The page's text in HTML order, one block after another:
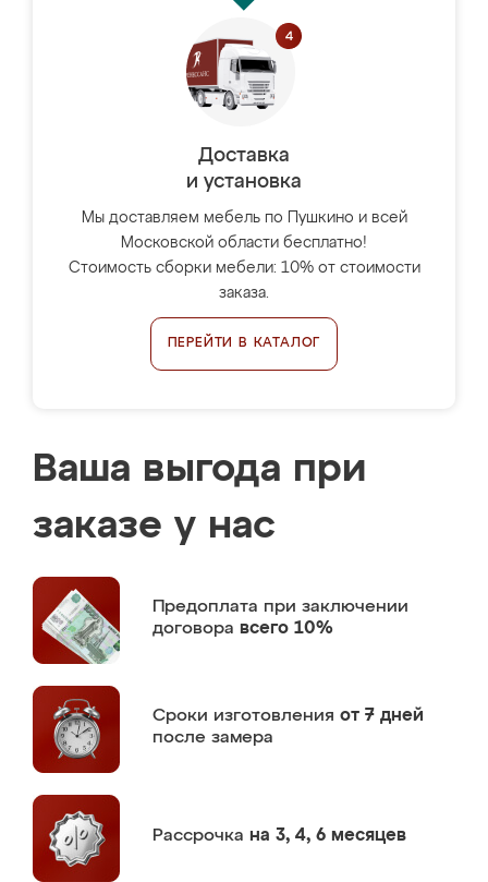
Доставка
и установка
Мы доставляем мебель по Пушкино и всей
Московской области бесплатно!
Стоимость сборки мебели: 10% от стоимости
заказа.
ПЕРЕЙТИ В КАТАЛОГ
Ваша выгода при
заказе у нас
Предоплата при заключении
договора всего 10%
Сроки изготовления от 7 дней
после замера
Рассрочка на 3, 4, 6 месяцев